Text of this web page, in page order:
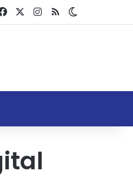
FacebookInstagram
RSS